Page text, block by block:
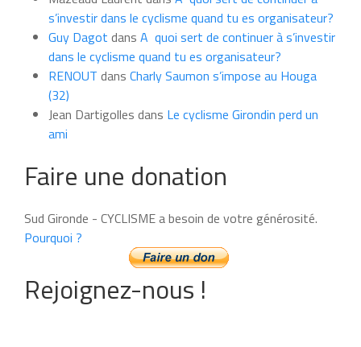
s’investir dans le cyclisme quand tu es organisateur?
Guy Dagot dans A quoi sert de continuer à s’investir
dans le cyclisme quand tu es organisateur?
RENOUT dans Charly Saumon s’impose au Houga
(32)
Jean Dartigolles dans Le cyclisme Girondin perd un
ami
Faire une donation
Sud Gironde - CYCLISME a besoin de votre générosité.
Pourquoi ?
Rejoignez-nous !